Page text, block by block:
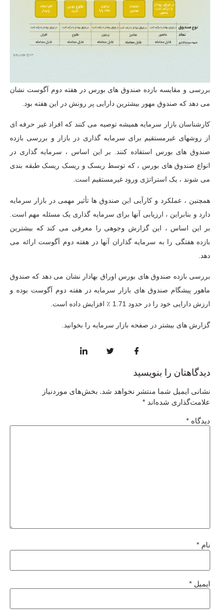
بررسی و مقایسه بازده صندوق های بورس در هفته دوم آگوست نشان
می دهد که صندوق مهور بیشترین دارایی پر رونش در این هفته بود.
کارشناسان بازار سرمایه همیشه توصیه می کنند که افراد غیر حرفه ای
از روشهای غیرمستقیم برای سرمایه گذاری در بازار و بررسی بازده
صندوق های بورس استفاده کنند. بر این اساس ، سرمایه گذاری در
انواع صندوق های بورس ، که توسط ریسک و ریسک ریسک طبقه بندی
می شوند ، یک استراتژی ورود غیرمستقیم است.
همچنین ، عملکرد و کارآیی این صندوق ها تأثیر مهمی در بازار سرمایه
دارد و بنابراین ، ارزیابی آنها برای سرمایه گذاری یک مسئله مهم است.
بر این اساس ، این گزارش وجوهی را معرفی می کند که بیشترین
بازده هفتگی را به سرمایه گذاران آنها در هفته دوم آگوست ارائه می
دهد.
بررسی بازده صندوق های بورس اوراق بهادار نشان می دهد که صندوق
ماهور پیشگام صندوق های بازار سرمایه در هفته دوم آگوست بوده و
ارزش دارایی خود را در حدود 1.71 ٪ افزایش داده است.
گزارش های بیشتر در صفحه بازار سرمایه را بخوانید.
دیدگاهتان را بنویسید
نشانی ایمیل شما منتشر نخواهد شد. بخش‌های موردنیاز
علامت‌گذاری شده‌اند *
دیدگاه *
نام *
ایمیل *